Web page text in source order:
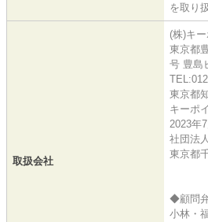
を取り
取扱会社
(株)キ
東京都
号 豊島
東京都
キーポ
2023年
社団法
東京都
◆顧問
小林・